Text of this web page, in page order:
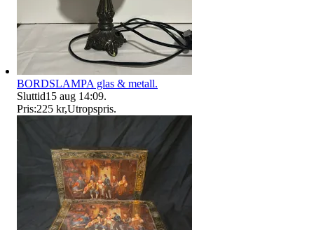
BORDSLAMPA glas & metall.
Sluttid15 aug 14:09.
Pris:225 kr,Utropspris.